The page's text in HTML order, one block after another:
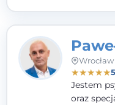
Wrocław
★★★★★
Jestem
oraz